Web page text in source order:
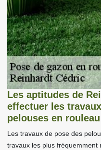
Les aptitudes de
effectuer les
pelouses en rouleau
Les travaux de pose des
travaux les plus fréquemment